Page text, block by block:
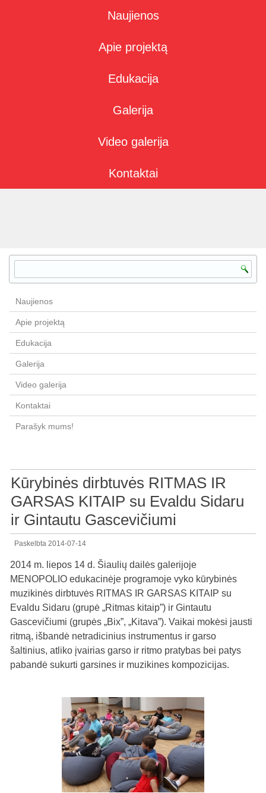
Naujienos
Apie projektą
Edukacija
Galerija
Video galerija
Kontaktai
Naujienos
Apie projektą
Edukacija
Galerija
Video galerija
Kontaktai
Parašyk mums!
Kūrybinės dirbtuvės RITMAS IR
GARSAS KITAIP su Evaldu Sidaru
ir Gintautu Gascevičiumi
Paskelbta 2014-07-14
2014 m. liepos 14 d. Šiaulių dailės galerijoje
MENOPOLIO edukacinėje programoje vyko kūrybinės
muzikinės dirbtuvės RITMAS IR GARSAS KITAIP su
Evaldu Sidaru (grupė „Ritmas kitaip”) ir Gintautu
Gascevičiumi (grupės „Bix”, „Kitava”). Vaikai mokėsi jausti
ritmą, išbandė netradicinius instrumentus ir garso
šaltinius, atliko įvairias garso ir ritmo pratybas bei patys
pabandė sukurti garsines ir muzikines kompozicijas.